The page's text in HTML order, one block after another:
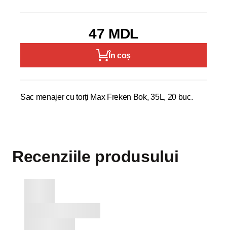
47 MDL
În coș
Sac menajer cu torți Max Freken Bok, 35L, 20 buc.
Recenziile produsului